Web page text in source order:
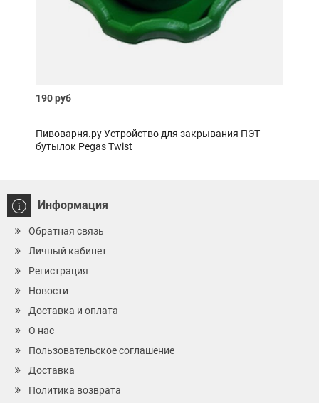
190 руб
Пивоварня.ру Устройство для закрывания ПЭТ
бутылок Pegas Twist
Информация
Обратная связь
Личный кабинет
Регистрация
Новости
Доставка и оплата
О нас
Пользовательское соглашение
Доставка
Политика возврата